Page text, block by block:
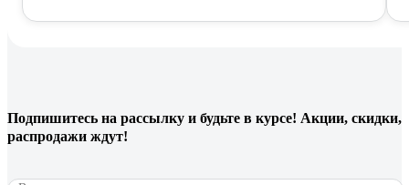
Подпишитесь на рассылку и будьте в курсе! Акции, скидки,
распродажи ждут!